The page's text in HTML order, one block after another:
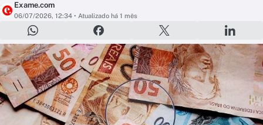
Exame.com
06/07/2026, 12:34 • Atualizado há 1 mês